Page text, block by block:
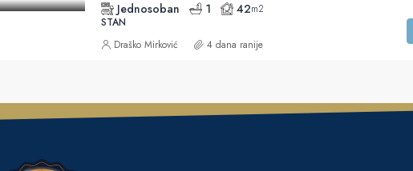
Jednosoban 1 42m2
STAN
Draško Mirković 4 dana ranije